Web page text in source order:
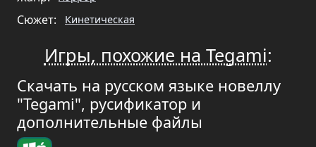
Сюжет: Кинетическая
Игры, похожие на Tegami:
Скачать на русском языке новеллу
"Tegami", русификатор и
дополнительные файлы